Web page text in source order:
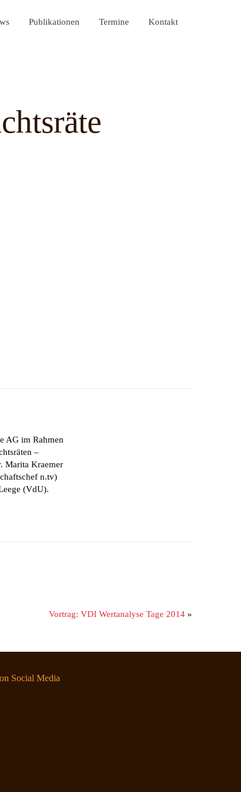
Publikationen Termine Kontakt
AG im Rahmen
–
Marita Kraemer
n.tv)
(VdU).
Vortrag: VDI Wertanalyse Tage 2014»
Social Media